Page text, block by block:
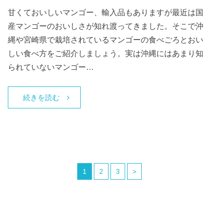
甘くておいしいマンゴー、輸入品もありますが最近は国
産マンゴーのおいしさが知れ渡ってきました。そこで沖
縄や宮崎県で栽培されているマンゴーの食べごろとおい
しい食べ方をご紹介しましょう。実は沖縄にはあまり知
られていないマンゴー…
続きを読む
1 2 3 >